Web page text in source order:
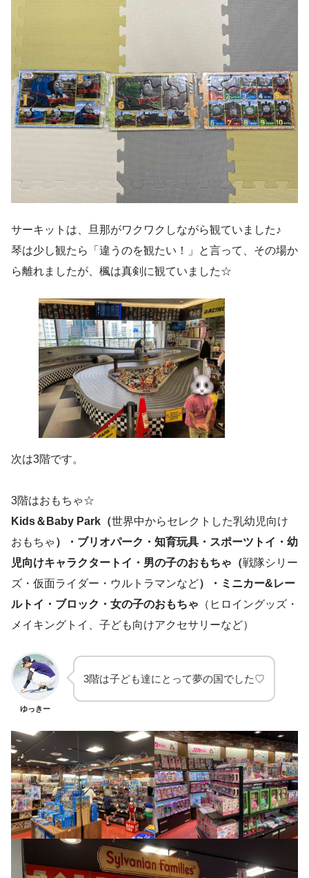
サーキットは、旦那がワクワクしながら観ていました♪
琴は少し観たら「違うのを観たい！」と言って、その場か
ら離れましたが、楓は真剣に観ていました☆
次は3階です。
3階はおもちゃ☆
Kids＆Baby Park（世界中からセレクトした乳幼児向け
おもちゃ ）・ブリオパーク・知育玩具・スポーツトイ・幼
児向けキャラクタートイ・男の子のおもちゃ（戦隊シリー
ズ・仮面ライダー・ウルトラマンなど）・ミニカー&レー
ルトイ・ブロック・女の子のおもちゃ （ヒロイングッズ・
メイキングトイ、子ども向けアクセサリーなど）
ゆっきー
3階は子ども達にとって夢の国でした♡